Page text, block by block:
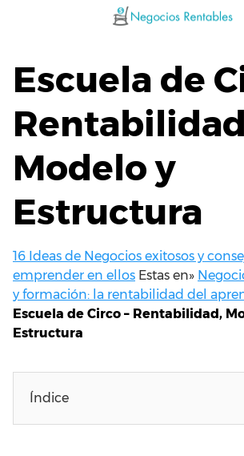
Escuela de
Modelo y
Estructura
16 Ideas de Negocios exitosos y
emprender en ellos Estas en»
y formación: la rentabilidad del
Escuela de Circo – Rentabilidad,
Estructura
Índice